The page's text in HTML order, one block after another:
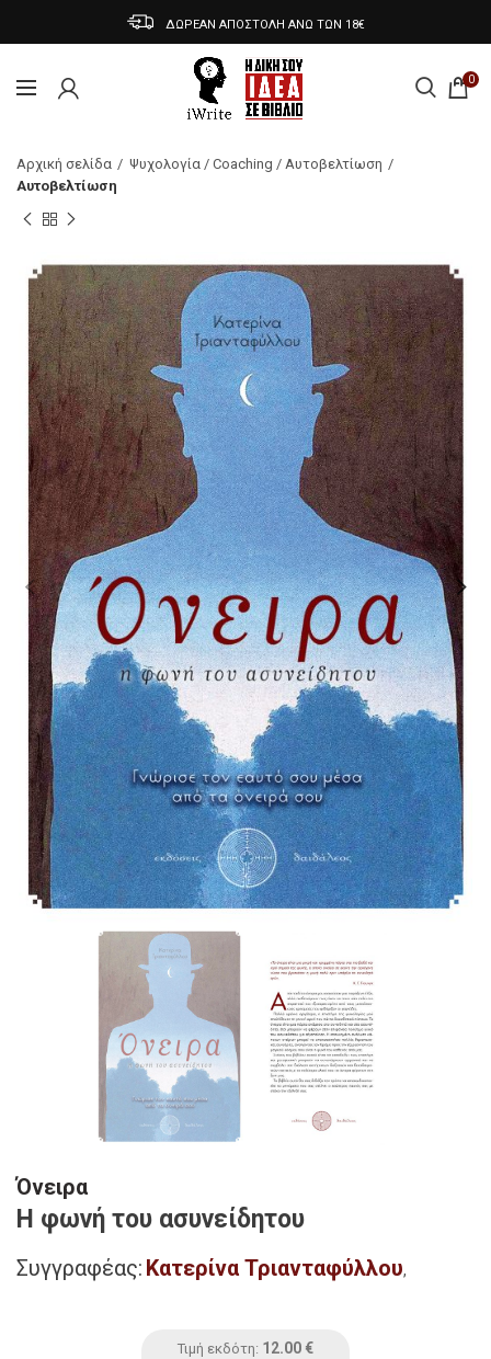
ΔΩΡΕΑΝ ΑΠΟΣΤΟΛΗ ΑΝΩ ΤΩΝ 18€
0
Αρχική σελίδα
Ψυχολογία / Coaching / Αυτοβελτίωση
Αυτοβελτίωση
Όνειρα
Η φωνή του ασυνείδητου
Συγγραφέας: Κατερίνα Τριανταφύλλου,
Τιμή εκδότη: 12.00 €